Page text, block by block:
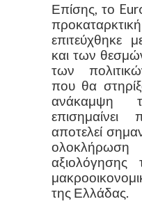
Επίσης, το
επιτεύχθηκε
και των
των
που θα
ανάκαμψη
αποτελεί
αξιολόγησης
της Ελλάδας.